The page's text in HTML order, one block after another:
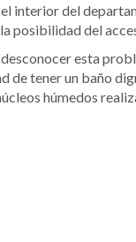
interior del
posibilidad del
esta
de tener un baño
húmedos